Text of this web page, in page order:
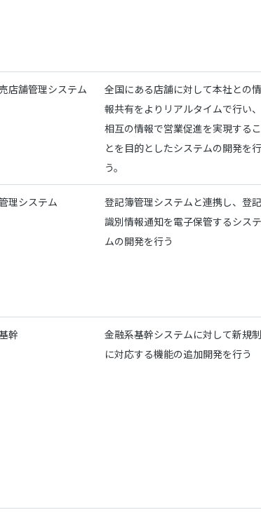
店舗管理システム
全国にある店舗に対して本社との情
報共有をよりリアルタイムで行い、
相互の情報で営業促進を実現するこ
とを目的としたシステムの開発を行
う。
理システム
登記簿管理システムと連携し、登記
識別情報通知を電子保管するシステ
ムの開発を行う
幹
金融系基幹システムに対して新規制
に対応する機能の追加開発を行う